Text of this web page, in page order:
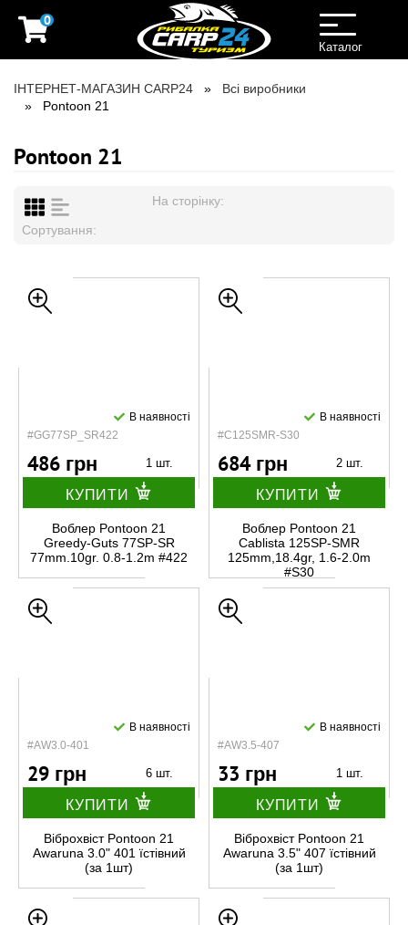
0
Toggle
navigation
Каталог
ІНТЕРНЕТ-МАГАЗИН CARP24
Всі виробники
Pontoon 21
Pontoon 21
На сторінку:
Сортування:
#GG77SP_SR422
В наявності
486 грн 1 шт.
КУПИТИ
Воблер Pontoon 21
Greedy-Guts 77SP-SR
77mm.10gr. 0.8-1.2m #422
#C125SMR-S30
В наявності
684 грн 2 шт.
КУПИТИ
Воблер Pontoon 21
Cablista 125SP-SMR
125mm,18.4gr, 1.6-2.0m
#S30
#AW3.0-401
В наявності
29 грн 6 шт.
КУПИТИ
Віброхвіст Pontoon 21
Awaruna 3.0" 401 їстівний
(за 1шт)
#AW3.5-407
В наявності
33 грн 1 шт.
КУПИТИ
Віброхвіст Pontoon 21
Awaruna 3.5" 407 їстівний
(за 1шт)